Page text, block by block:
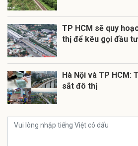
TP HCM sẽ quy
thị để kêu gọi đầu
Hà Nội và TP HCM:
sắt đô thị